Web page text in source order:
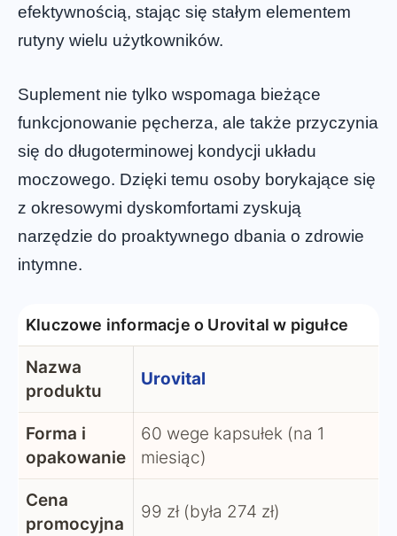
efektywnością, stając się stałym elementem
rutyny wielu użytkowników.
Suplement nie tylko wspomaga bieżące
funkcjonowanie pęcherza, ale także przyczynia
się do długoterminowej kondycji układu
moczowego. Dzięki temu osoby borykające się
z okresowymi dyskomfortami zyskują
narzędzie do proaktywnego dbania o zdrowie
intymne.
Kluczowe informacje o Urovital w pigułce
Nazwa
produktu
Urovital
Forma i
opakowanie
60 wege kapsułek (na 1
miesiąc)
Cena
promocyjna
99 zł (była 274 zł)